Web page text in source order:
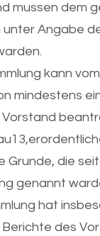
mussen dem
unter Angabe
kann
mindestens
Grunde, die
genannt
hat
des